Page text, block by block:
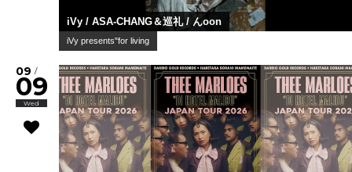
iVy / ASA-CHANG＆巡礼 / んoon
iVy presents"for living
09 /
09
Wed